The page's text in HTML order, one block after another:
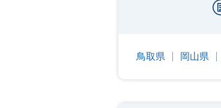
鳥取県 岡山県